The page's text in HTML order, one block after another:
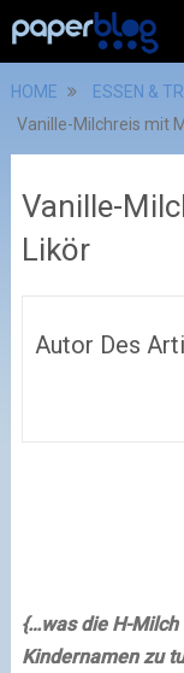
HOME
ESSEN &
Vanille-Milchreis mit
Vanille-
Likör
Autor Des
{…was die H-
Kindernamen zu